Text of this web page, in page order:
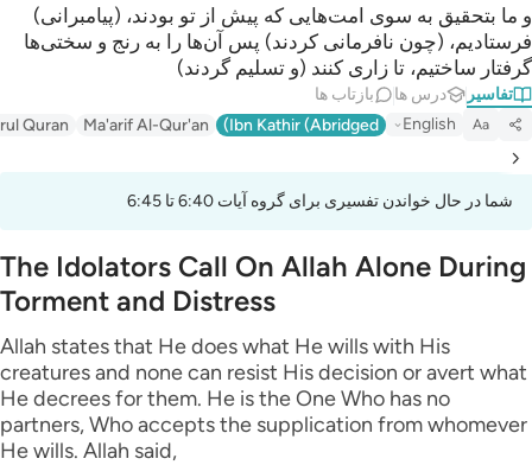
و ما بتحقیق به سوی امت‌هایی که پیش از تو بودند، (پیامبرانی)
فرستادیم، (چون نافرمانی کردند) پس آن‌ها را به رنج و سختی‌ها
گرفتار ساختیم، تا زاری کنند (و تسلیم گردند)
تفاسیر درس ها بازتاب ها
Aa
English
Ibn Kathir (Abridged)
Ma'arif Al-Qur'an
Quran
شما در حال خواندن تفسیری برای گروه آیات 6:40 تا 6:45
The Idolators Call On Allah Alone During
Torment and Distress
Allah states that He does what He wills with His
creatures and none can resist His decision or avert what
He decrees for them. He is the One Who has no
partners, Who accepts the supplication from whomever
He wills. Allah said,